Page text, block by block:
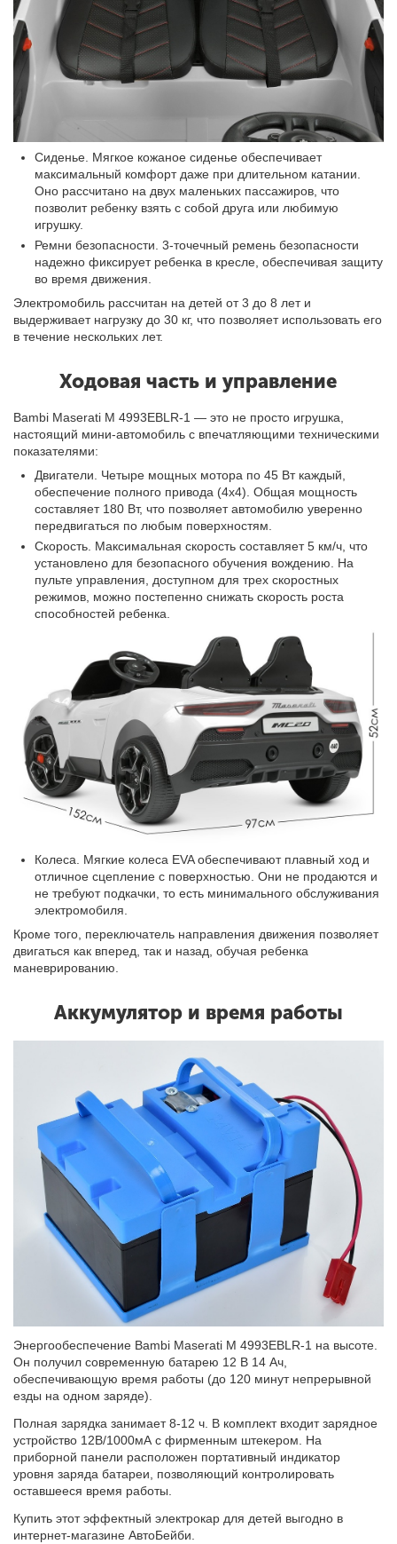
Сиденье. Мягкое кожаное сиденье обеспечивает
максимальный комфорт даже при длительном катании.
Оно рассчитано на двух маленьких пассажиров, что
позволит ребенку взять с собой друга или любимую
игрушку.
Ремни безопасности. 3-точечный ремень безопасности
надежно фиксирует ребенка в кресле, обеспечивая защиту
во время движения.
Электромобиль рассчитан на детей от 3 до 8 лет и
выдерживает нагрузку до 30 кг, что позволяет использовать его
в течение нескольких лет.
Ходовая часть и управление
Bambi Maserati M 4993EBLR-1 — это не просто игрушка,
настоящий мини-автомобиль с впечатляющими техническими
показателями:
Двигатели. Четыре мощных мотора по 45 Вт каждый,
обеспечение полного привода (4x4). Общая мощность
составляет 180 Вт, что позволяет автомобилю уверенно
передвигаться по любым поверхностям.
Скорость. Максимальная скорость составляет 5 км/ч, что
установлено для безопасного обучения вождению. На
пульте управления, доступном для трех скоростных
режимов, можно постепенно снижать скорость роста
способностей ребенка.
Колеса. Мягкие колеса EVA обеспечивают плавный ход и
отличное сцепление с поверхностью. Они не продаются и
не требуют подкачки, то есть минимального обслуживания
электромобиля.
Кроме того, переключатель направления движения позволяет
двигаться как вперед, так и назад, обучая ребенка
маневрированию.
Аккумулятор и время работы
Энергообеспечение Bambi Maserati M 4993EBLR-1 на высоте.
Он получил современную батарею 12 В 14 Ач,
обеспечивающую время работы (до 120 минут непрерывной
езды на одном заряде).
Полная зарядка занимает 8-12 ч. В комплект входит зарядное
устройство 12В/1000мА с фирменным штекером. На
приборной панели расположен портативный индикатор
уровня заряда батареи, позволяющий контролировать
оставшееся время работы.
Купить этот эффектный электрокар для детей выгодно в
интернет-магазине АвтоБейби.